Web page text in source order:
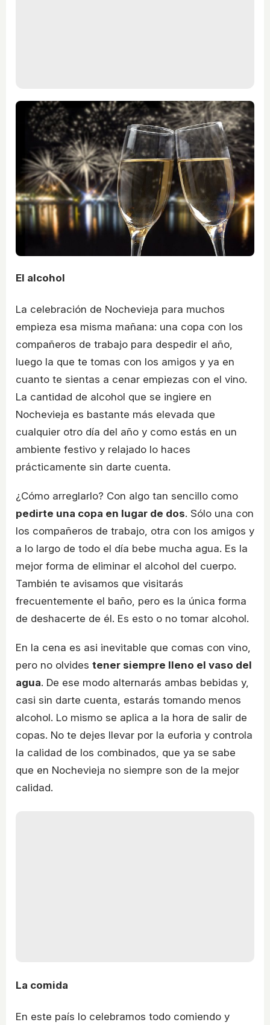
El alcohol
La celebración de Nochevieja para muchos
empieza esa misma mañana: una copa con los
compañeros de trabajo para despedir el año,
luego la que te tomas con los amigos y ya en
cuanto te sientas a cenar empiezas con el vino.
La cantidad de alcohol que se ingiere en
Nochevieja es bastante más elevada que
cualquier otro día del año y como estás en un
ambiente festivo y relajado lo haces
prácticamente sin darte cuenta.
¿Cómo arreglarlo? Con algo tan sencillo como
pedirte una copa en lugar de dos. Sólo una con
los compañeros de trabajo, otra con los amigos y
a lo largo de todo el día bebe mucha agua. Es la
mejor forma de eliminar el alcohol del cuerpo.
También te avisamos que visitarás
frecuentemente el baño, pero es la única forma
de deshacerte de él. Es esto o no tomar alcohol.
En la cena es asi inevitable que comas con vino,
pero no olvides tener siempre lleno el vaso del
agua. De ese modo alternarás ambas bebidas y,
casi sin darte cuenta, estarás tomando menos
alcohol. Lo mismo se aplica a la hora de salir de
copas. No te dejes llevar por la euforia y controla
la calidad de los combinados, que ya se sabe
que en Nochevieja no siempre son de la mejor
calidad.
La comida
En este país lo celebramos todo comiendo y